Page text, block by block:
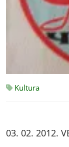
Kultura
03. 02. 2012.